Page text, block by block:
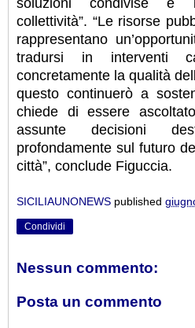
soluzioni condivise e
collettività”. “Le risorse
rappresentano
tradursi in interventi
concretamente la qualità
questo continuerò a
chiede di essere
assunte decisioni
profondamente sul futuro
città”, conclude Figuccia.
SICILIAUNONEWS published
Condividi
Nessun commento:
Posta un commento